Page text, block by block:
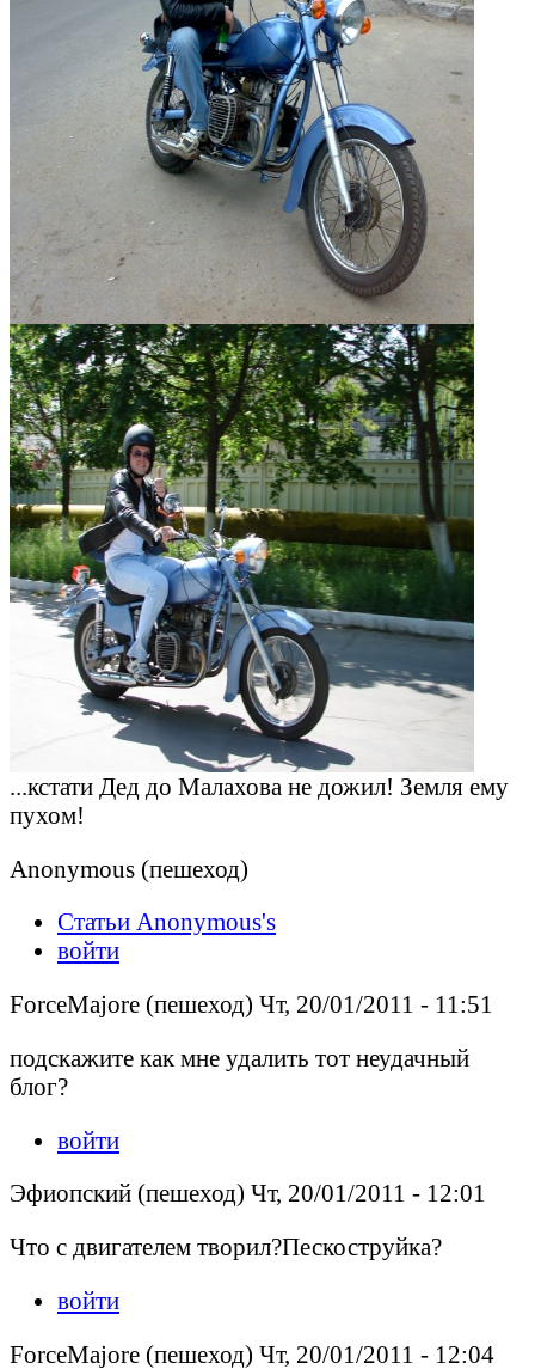
...кстати Дед до Малахова не дожил! Земля ему
пухом!
Anonymous (пешеход)
Статьи Anonymous's
войти
ForceMajore (пешеход) Чт, 20/01/2011 - 11:51
подскажите как мне удалить тот неудачный
блог?
войти
Эфиопский (пешеход) Чт, 20/01/2011 - 12:01
Что с двигателем творил?Пескоструйка?
войти
ForceMajore (пешеход) Чт, 20/01/2011 - 12:04